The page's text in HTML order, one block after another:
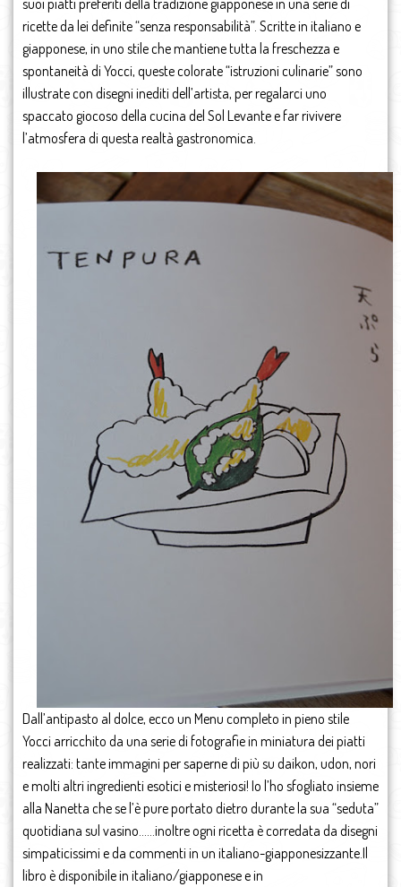
ricette da lei definite “senza responsabilità”. Scritte in italiano e
giapponese, in uno stile che mantiene tutta la freschezza e
spontaneità di Yocci, queste colorate “istruzioni culinarie” sono
illustrate con disegni inediti dell’artista, per regalarci uno
spaccato giocoso della cucina del Sol Levante e far rivivere
l’atmosfera di questa realtà gastronomica.
Dall’antipasto al dolce, ecco un Menu completo in pieno stile
Yocci arricchito da una serie di fotografie in miniatura dei piatti
realizzati: tante immagini per saperne di più su daikon, udon, nori
e molti altri ingredienti esotici e misteriosi! Io l’ho sfogliato insieme
alla Nanetta che se l’è pure portato dietro durante la sua “seduta”
quotidiana sul vasino……inoltre ogni ricetta è corredata da disegni
simpaticissimi e da commenti in un italiano-giapponesizzante.Il
libro è disponibile in italiano/giapponese e in